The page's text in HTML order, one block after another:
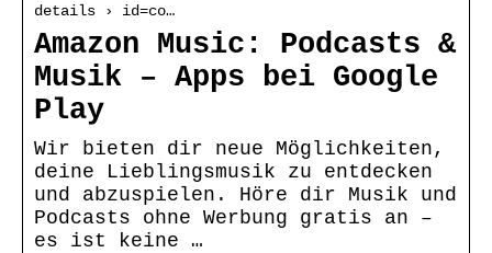
details › id=co…
Amazon Music: Podcasts &
Musik – Apps bei Google
Play
Wir bieten dir neue Möglichkeiten,
deine Lieblingsmusik zu entdecken
und abzuspielen. Höre dir Musik und
Podcasts ohne Werbung gratis an –
es ist keine …